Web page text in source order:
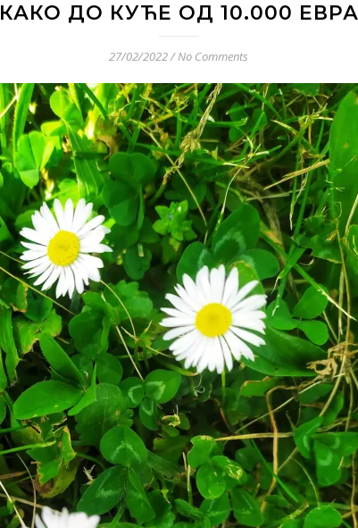
КАКО ДО КУЋЕ ОД 10.000 ЕВРА
27/02/2022/No Comments